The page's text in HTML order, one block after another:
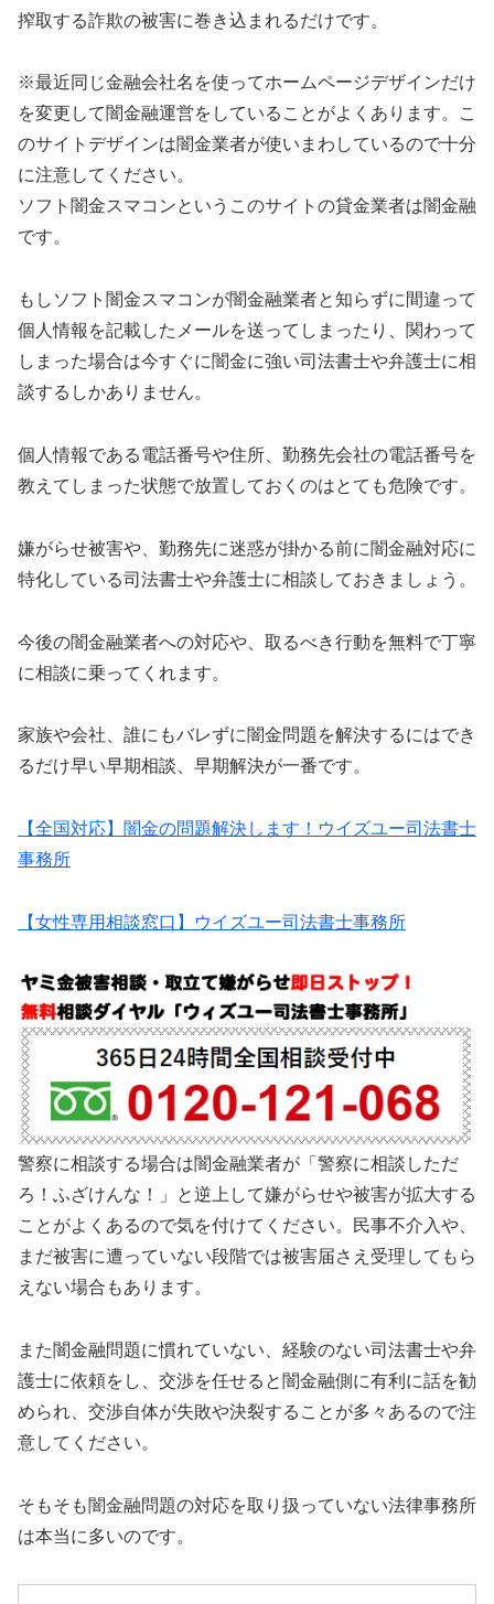
搾取する詐欺の被害に巻き込まれるだけです。
※最近同じ金融会社名を使ってホームページデザインだけ
を変更して闇金融運営をしていることがよくあります。こ
のサイトデザインは闇金業者が使いまわしているので十分
に注意してください。
ソフト闇金スマコン というこのサイトの貸金業者は闇金融
です。
もしソフト闇金スマコン が闇金融業者と知らずに間違って
個人情報を記載したメールを送ってしまったり、関わって
しまった場合は今すぐに闇金に強い司法書士や弁護士に相
談するしかありません。
個人情報である電話番号や住所、勤務先会社の電話番号を
教えてしまった状態で放置しておくのはとても危険です。
嫌がらせ被害や、勤務先に迷惑が掛かる前に闇金融対応に
特化している司法書士や弁護士に相談しておきましょう。
今後の闇金融業者への対応や、取るべき行動を無料で丁寧
に相談に乗ってくれます。
家族や会社、誰にもバレずに闇金問題を解決するにはでき
るだけ早い早期相談、早期解決が一番です。
【全国対応】闇金の問題解決します！ウイズユー司法書士
事務所
【女性専用相談窓口】ウイズユー司法書士事務所
警察に相談する場合は闇金融業者が「警察に相談しただ
ろ！ふざけんな！」と逆上して嫌がらせや被害が拡大する
ことがよくあるので気を付けてください。民事不介入や、
まだ被害に遭っていない段階では被害届さえ受理してもら
えない場合もあります。
また闇金融問題に慣れていない、経験のない司法書士や弁
護士に依頼をし、交渉を任せると闇金融側に有利に話を勧
められ、交渉自体が失敗や決裂することが多々あるので注
意してください。
そもそも闇金融問題の対応を取り扱っていない法律事務所
は本当に多いのです。